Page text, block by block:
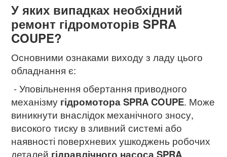
У яких випадках необхідний
ремонт гідромоторів SPRA
COUPE?
Основними ознаками виходу з ладу цього
обладнання є:
- Уповільнення обертання приводного
механізму гідромотораSPRA COUPE. Може
виникнути внаслідок механічного зносу,
високого тиску в зливний системі або
наявності поверхневих ушкоджень робочих
деталей гідравлічного насоса SPRA